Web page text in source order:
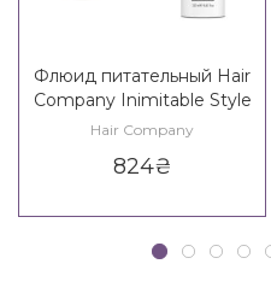
Флюид питательный Hair
Company Inimitable Style
Creative Inspiration
Hair Company
824₴